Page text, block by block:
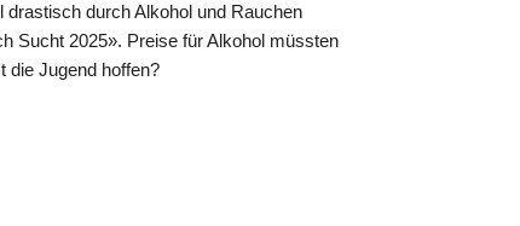
drastisch durch Alkohol und Rauchen
Sucht 2025». Preise für Alkohol müssten
die Jugend hoffen?